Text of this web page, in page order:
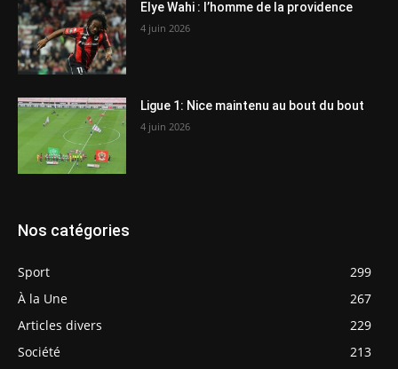
Elye Wahi : l’homme de la providence
4 juin 2026
Ligue 1: Nice maintenu au bout du bout
4 juin 2026
Nos catégories
Sport
299
À la Une
267
Articles divers
229
Société
213